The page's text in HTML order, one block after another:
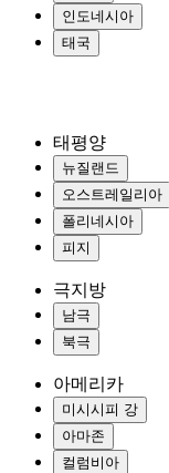
인도네시아
태국
태평양
뉴질랜드
오스트레일리아
폴리네시아
피지
극지방
남극
북극
아메리카
미시시피 강
아마존
컬럼비아